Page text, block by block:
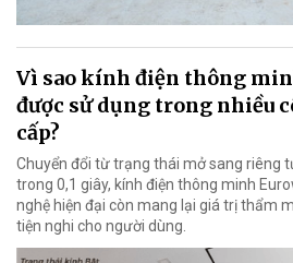
Vì sao kính điện thông
được sử dụng trong nhiều
cấp?
Chuyển đổi từ trạng thái mở sang riêng
trong 0,1 giây, kính điện thông minh
nghệ hiện đại còn mang lại giá trị thẩm
tiện nghi cho người dùng.